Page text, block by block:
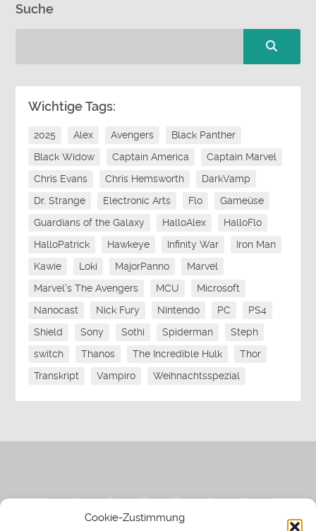
Cookie-Zustimmung
Suche
Wichtige Tags:
2025 Alex Avengers
Black Panther
Black Widow
Captain America
Captain Marvel
Chris Evans
Chris Hemsworth
DarkVamp
Dr. Strange
Electronic Arts Flo
Gameüse
Guardians of the Galaxy
HalloAlex
HalloFlo
HalloPatrick
Hawkeye Infinity War
Iron Man
Kawie
Loki MajorPanno
Marvel
Marvel's The Avengers
MCU
Microsoft
Nanocast
Nick Fury Nintendo PC
PS4
Shield
Sony Sothi Spiderman
Steph
switch
Thanos The Incredible Hulk
Thor
Transkript
Vampiro Weihnachtsspezial